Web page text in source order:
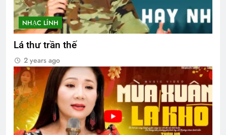
NHẠC LÍNH
Lá thư trần thế
2 years ago